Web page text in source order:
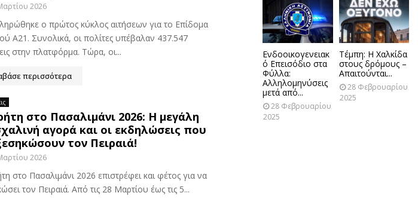
2026
ο πρώτος κύκλος αιτήσεων για το Επίδομα
Α21. Συνολικά, οι πολίτες υπέβαλαν 437.547
στην πλατφόρμα. Τώρα, οι...
περισσότερα
στο Πασαλιμάνι 2026: Η μεγάλη
αγορά και οι εκδηλώσεις που
τον Πειραιά!
2026
στο Πασαλιμάνι 2026 επιστρέφει και φέτος για να
τον Πειραιά. Από τις 28 Μαρτίου έως τις 5...
Ενδοοικογενειακ
ό Επεισόδιο στα
Φύλλα:
Αλληλομηνύσεις
μετά από...
28 Φεβρουαρίου
2025
Τέμπη: Η Χαλκίδα
στους δρόμους –
Απαιτούνται...
28 Φεβρουαρίου
2025